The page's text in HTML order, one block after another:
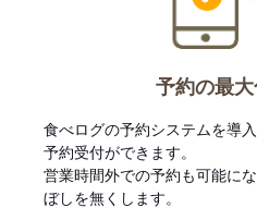
予約の最
食べログの予約システムを導
予約受付ができます。
営業時間外での予約も可能に
ぼしを無くします。